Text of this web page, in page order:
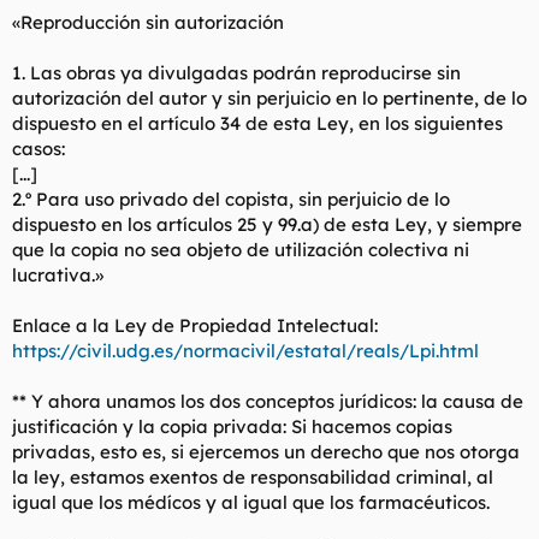
«Reproducción sin autorización
1. Las obras ya divulgadas podrán reproducirse sin
autorización del autor y sin perjuicio en lo pertinente, de lo
dispuesto en el artículo 34 de esta Ley, en los siguientes
casos:
[...]
2.º Para uso privado del copista, sin perjuicio de lo
dispuesto en los artículos 25 y 99.a) de esta Ley, y siempre
que la copia no sea objeto de utilización colectiva ni
lucrativa.»
Enlace a la Ley de Propiedad Intelectual:
https://civil.udg.es/normacivil/estatal/reals/Lpi.html
** Y ahora unamos los dos conceptos jurídicos: la causa de
justificación y la copia privada: Si hacemos copias
privadas, esto es, si ejercemos un derecho que nos otorga
la ley, estamos exentos de responsabilidad criminal, al
igual que los médícos y al igual que los farmacéuticos.